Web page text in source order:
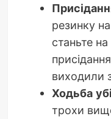
резинку
станьте
виходили
Ходьба
трохи